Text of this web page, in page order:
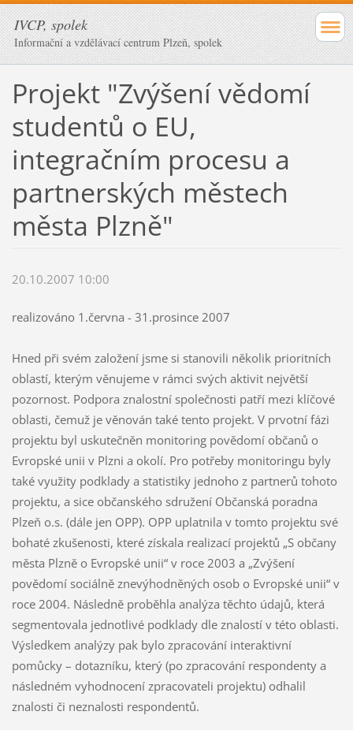
IVCP, spolek
Informační a vzdělávací centrum Plzeň, spolek
Projekt "Zvýšení vědomí
studentů o EU,
integračním procesu a
partnerských městech
města Plzně"
20.10.2007 10:00
realizováno 1.června - 31.prosince 2007
Hned při svém založení jsme si stanovili několik prioritních
oblastí, kterým věnujeme v rámci svých aktivit největší
pozornost. Podpora znalostní společnosti patří mezi klíčové
oblasti, čemuž je věnován také tento projekt. V prvotní fázi
projektu byl uskutečněn monitoring povědomí občanů o
Evropské unii v Plzni a okolí. Pro potřeby monitoringu byly
také využity podklady a statistiky jednoho z partnerů tohoto
projektu, a sice občanského sdružení Občanská poradna
Plzeň o.s. (dále jen OPP). OPP uplatnila v tomto projektu své
bohaté zkušenosti, které získala realizací projektů „S občany
města Plzně o Evropské unii“ v roce 2003 a „Zvýšení
povědomí sociálně znevýhodněných osob o Evropské unii“ v
roce 2004. Následně proběhla analýza těchto údajů, která
segmentovala jednotlivé podklady dle znalostí v této oblasti.
Výsledkem analýzy pak bylo zpracování interaktivní
pomůcky – dotazníku, který (po zpracování respondenty a
následném vyhodnocení zpracovateli projektu) odhalil
znalosti či neznalosti respondentů.